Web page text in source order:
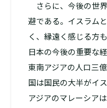
さらに、今後の世
避である。イスラム
く、縁遠く感じる方
日本の今後の重要な
東南アジアの人口三
国は国民の大半がイ
アジアのマレーシア